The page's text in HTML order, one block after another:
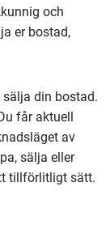
och
er bostad,
din bostad.
får aktuell
av
sälja eller
tillförlitligt sätt.